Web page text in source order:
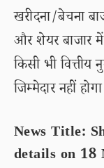
खरीदना/बेचना
और शेयर बाजार
किसी भी वित्तीय
जिम्मेदार नहीं
News Title:
details on 18